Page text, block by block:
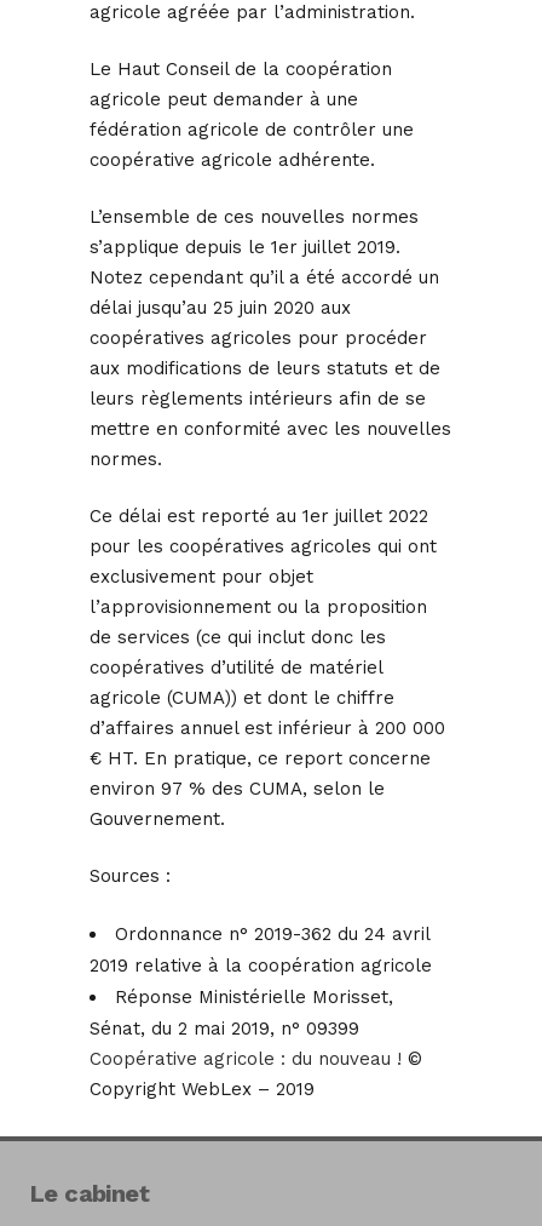
agricole agréée par l’administration.
Le Haut Conseil de la coopération
agricole peut demander à une
fédération agricole de contrôler une
coopérative agricole adhérente.
L’ensemble de ces nouvelles normes
s’applique depuis le 1er juillet 2019.
Notez cependant qu’il a été accordé un
délai jusqu’au 25 juin 2020 aux
coopératives agricoles pour procéder
aux modifications de leurs statuts et de
leurs règlements intérieurs afin de se
mettre en conformité avec les nouvelles
normes.
Ce délai est reporté au 1er juillet 2022
pour les coopératives agricoles qui ont
exclusivement pour objet
l’approvisionnement ou la proposition
de services (ce qui inclut donc les
coopératives d’utilité de matériel
agricole (CUMA)) et dont le chiffre
d’affaires annuel est inférieur à 200 000
€ HT. En pratique, ce report concerne
environ 97 % des CUMA, selon le
Gouvernement.
Sources :
Ordonnance n° 2019-362 du 24 avril
2019 relative à la coopération agricole
Réponse Ministérielle Morisset,
Sénat, du 2 mai 2019, n° 09399
Coopérative agricole : du nouveau ! ©
Copyright WebLex – 2019
Le cabinet